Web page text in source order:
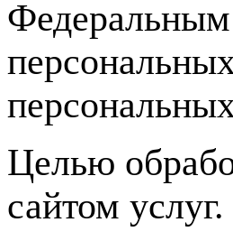
Целью
сайтом услуг.